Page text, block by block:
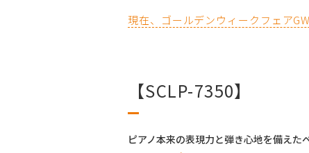
現在、ゴールデンウィークフェア
【SCLP-7350】
ピアノ本来の表現力と弾き心地を備えた